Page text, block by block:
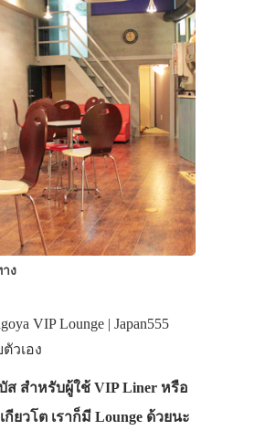
ง
VIP Lounge | Japan555
วเอง
ส สำหรับผู้ใช้ VIP Liner หรือ
กียวโต เราก็มี Lounge ด้วยนะ
ประเทศญี่ปุ่น
เที่ยวญี่ปุ่นด้ว